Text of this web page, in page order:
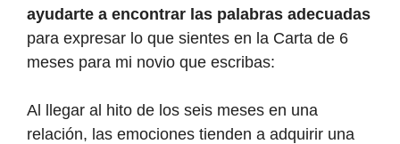
ayudarte a encontrar las palabras adecuadas
para expresar lo que sientes en la Carta de 6
meses para mi novio que escribas:
Al llegar al hito de los seis meses en una
relación, las emociones tienden a adquirir una